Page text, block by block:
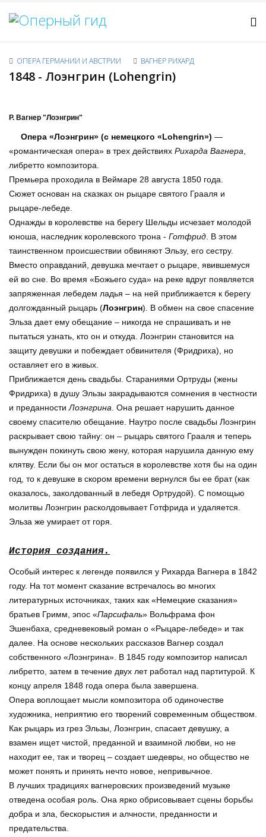
ОПЕРА ГЕРМАНИИ И АВСТРИИ ВАГНЕР РИХАРД
1848 - Лоэнгрин (Lohengrin)
Р. Вагнер "Лоэнгрин"
Опера «Лоэнгрин» (с немецкого «Lohengrin») —
«романтическая опера» в трех действиях Рихарда Вагнера
либретто композитора.
Премьера проходила в Веймаре 28 августа 1850 года.
Сюжет основан на сказках он рыцаре святого Грааля и
рыцаре-лебеде.
Однажды в королевстве на берегу Шельды исчезает молодой
юноша, наследник королевского трона - Готфрид . В этом
таинственном происшествии обвиняют Эльзу, его сестру.
Вместо оправданий, девушка мечтает о рыцаре, явившемуся
ей во сне. Во время «Божьего суда» на реке вдруг появляется
запряженная лебедем ладья – на ней приближается к берегу
долгожданный рыцарь (Лоэнгрин). В обмен на свое спасение
Эльза дает ему обещание – никогда не спрашивать и не
пытаться узнать, кто он и откуда. Лоэнгрин становится на
защиту девушки и побеждает обвинителя (Фридриха), но
оставляет его в живых.
Приближается день свадьбы. Стараниями Ортруды (жены
Фридриха) в душу Эльзы закрадываются сомнения в честности
и преданности Лоэнгрина . Она решает нарушить данное
своему спасителю обещание. Наутро после свадьбы Лоэнгрин
раскрывает свою тайну: он – рыцарь святого Грааля и теперь
вынужден покинуть свою жену, которая нарушила данную ему
клятву. Если бы он мог остаться в королевстве хотя бы на один
год, то к девушке в скором времени вернулся бы ее брат (как
оказалось, заколдованный в лебедя Ортрудой). С помощью
молитвы Лоэнгрин расколдовывает Готфрида и удаляется.
Эльза же умирает от горя.
История создания.
Особый интерес к легенде появился у Рихарда Вагнера в 1842
году. На тот момент сказание встречалось во многих
литературных источниках, таких как «Немецкие сказания»
братьев Гримм, эпос «Парсифаль» Вольфрама фон
Эшенбаха, средневековый роман о «Рыцаре-лебеде» и так
далее. На основе нескольких рассказов Вагнер создал
собственного «Лоэнгрина». В 1845 году композитор написал
либретто, затем в течение двух лет работал над партитурой. К
концу апреля 1848 года опера была завершена.
Опера воплощает мысли композитора об одиночестве
художника, неприятию его творений современным обществом.
Как рыцарь из грез Эльзы, Лоэнгрин, спасает девушку, а
взамен ищет чистой, преданной и взаимной любви, но не
находит ее, так и творец – создает шедевры, но общество не
может понять и принять нечто новое, непривычное.
В лучших традициях вагнеровских произведений музыке
отведена особая роль. Она ярко обрисовывает сцены борьбы
добра и зла, бескорыстия и алчности, преданности и
предательства.